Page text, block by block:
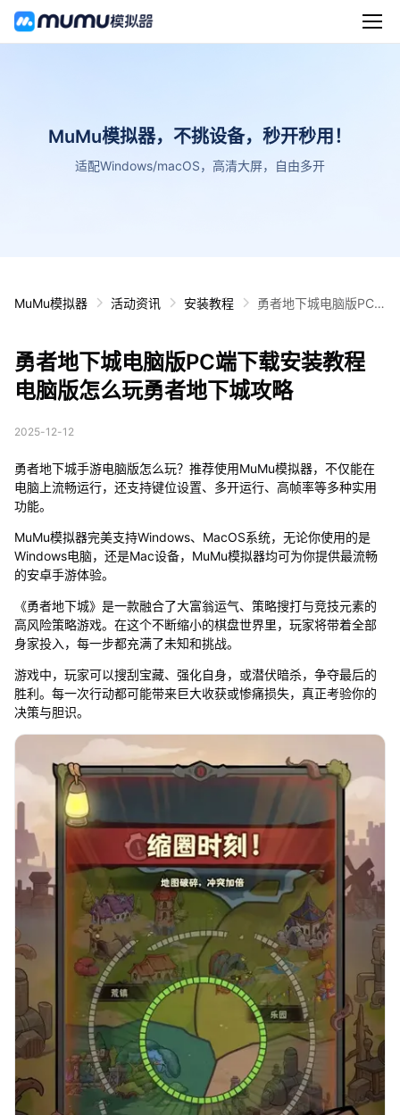
MuMu模拟器，不挑设备，秒开秒用！
适配Windows/macOS，高清大屏，自由多开
MuMu模拟器 活动资讯 安装教程
勇者地下城电脑版PC
勇者地下城电脑版PC端下载安装教程
电脑版怎么玩勇者地下城攻略
2025-12-12
勇者地下城手游电脑版怎么玩？推荐使用MuMu模拟器，不仅能在
电脑上流畅运行，还支持键位设置、多开运行、高帧率等多种实用
功能。
MuMu模拟器完美支持Windows、MacOS系统，无论你使用的是
Windows电脑，还是Mac设备，MuMu模拟器均可为你提供最流畅
的安卓手游体验。
《勇者地下城》是一款融合了大富翁运气、策略搜打与竞技元素的
高风险策略游戏。在这个不断缩小的棋盘世界里，玩家将带着全部
身家投入，每一步都充满了未知和挑战。
游戏中，玩家可以搜刮宝藏、强化自身，或潜伏暗杀，争夺最后的
胜利。每一次行动都可能带来巨大收获或惨痛损失，真正考验你的
决策与胆识。